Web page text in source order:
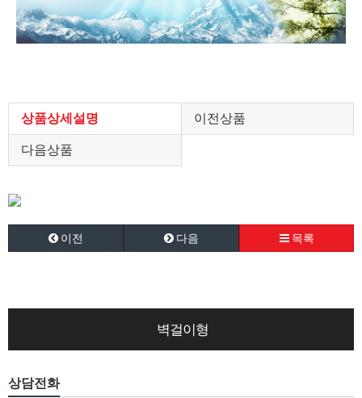
상품상세설명 이전상품
다음상품
이전 다음 목록
벽걸이형
상담전화